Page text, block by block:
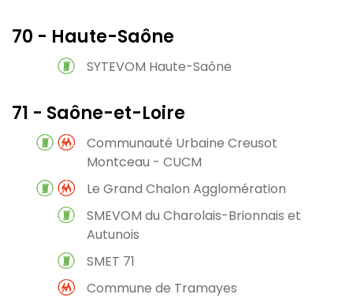
70 - Haute-Saône
SYTEVOM Haute-Saône
71 - Saône-et-Loire
Communauté Urbaine Creusot
Montceau - CUCM
Le Grand Chalon Agglomération
SMEVOM du Charolais-Brionnais et
Autunois
SMET 71
Commune de Tramayes